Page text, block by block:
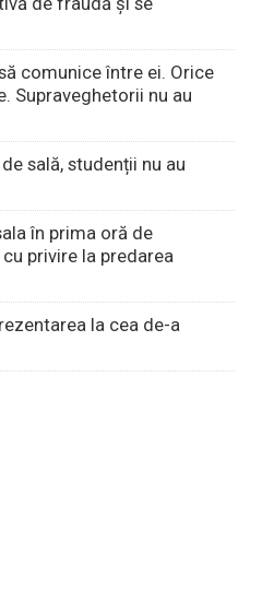
comunice între ei. Orice
Supraveghetorii nu au
sală, studenții nu au
în prima oră de
privire la predarea
la cea de-a